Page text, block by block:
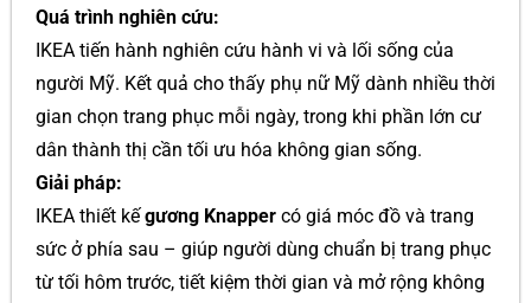
Quá trình nghiên cứu:
IKEA tiến hành nghiên cứu hành vi và lối sống của
người Mỹ. Kết quả cho thấy phụ nữ Mỹ dành nhiều thời
gian chọn trang phục mỗi ngày, trong khi phần lớn cư
dân thành thị cần tối ưu hóa không gian sống.
Giải pháp:
IKEA thiết kếgương Knapper có giá móc đồ và trang
sức ở phía sau – giúp người dùng chuẩn bị trang phục
từ tối hôm trước, tiết kiệm thời gian và mở rộng không